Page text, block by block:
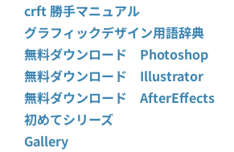
crft 勝手マニュアル
グラフィックデザイン用語辞典
無料ダウンロード Photoshop
無料ダウンロード Illustrator
無料ダウンロード AfterEffects
初めてシリーズ
Gallery